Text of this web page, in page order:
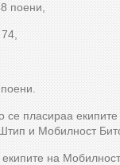
поени,
пласираа
и Мобилност
на